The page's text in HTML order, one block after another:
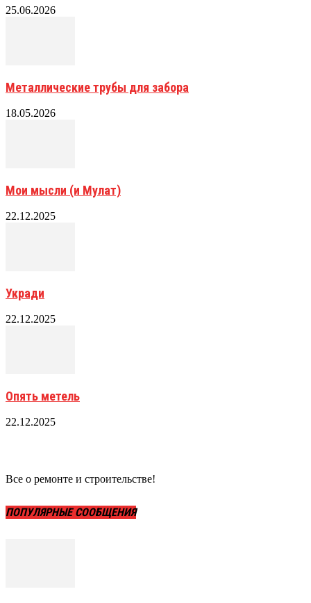
25.06.2026
Металлические трубы для забора
18.05.2026
Мои мысли (и Мулат)
22.12.2025
Укради
22.12.2025
Опять метель
22.12.2025
Все о ремонте и строительстве!
ПОПУЛЯРНЫЕ СООБЩЕНИЯ